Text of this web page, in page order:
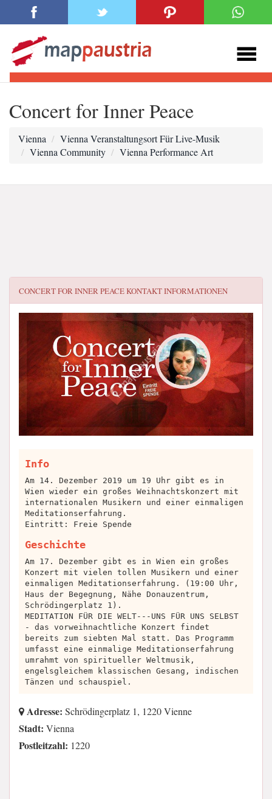
Concert for Inner Peace
Vienna
Vienna Veranstaltungsort Für Live-Musik
Vienna Community
Vienna Performance Art
CONCERT FOR INNER PEACEKONTAKT INFORMATIONEN
Info
Am 14. Dezember 2019 um 19 Uhr gibt es in
Wien wieder ein großes Weihnachtskonzert mit
internationalen Musikern und einer einmaligen
Meditationserfahrung.
Eintritt: Freie Spende
Geschichte
Am 17. Dezember gibt es in Wien ein großes
Konzert mit vielen tollen Musikern und einer
einmaligen Meditationserfahrung. (19:00 Uhr,
Haus der Begegnung, Nähe Donauzentrum,
Schrödingerplatz 1).
MEDITATION FÜR DIE WELT---UNS FÜR UNS SELBST
- das vorweihnachtliche Konzert findet
bereits zum siebten Mal statt. Das Programm
umfasst eine einmalige Meditationserfahrung
umrahmt von spiritueller Weltmusik,
engelsgleichem klassischen Gesang, indischen
Tänzen und schauspiel.
Adresse: Schrödingerplatz 1, 1220 Vienne
Stadt: Vienna
Postleitzahl: 1220